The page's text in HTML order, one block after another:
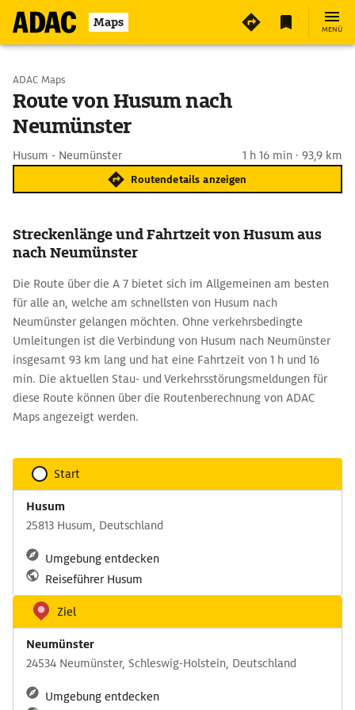
Maps MENÜ
Start wählen
Ziel eingeben
ADAC Maps
Route von Husum nach
Neumünster
Husum - Neumünster 1 h 16 min · 93,9 km
Routendetails anzeigen
Streckenlänge und Fahrtzeit von Husum aus
nach Neumünster
Die Route über die A 7 bietet sich im Allgemeinen am besten
für alle an, welche am schnellsten von Husum nach
Neumünster gelangen möchten. Ohne verkehrsbedingte
Umleitungen ist die Verbindung von Husum nach Neumünster
insgesamt 93 km lang und hat eine Fahrtzeit von 1 h und 16
min. Die aktuellen Stau- und Verkehrsstörungsmeldungen für
diese Route können über die Routenberechnung von ADAC
Maps angezeigt werden.
Start
Husum
25813 Husum, Deutschland
Umgebung entdecken
Reiseführer Husum
Ziel
Neumünster
24534 Neumünster, Schleswig-Holstein, Deutschland
Umgebung entdecken